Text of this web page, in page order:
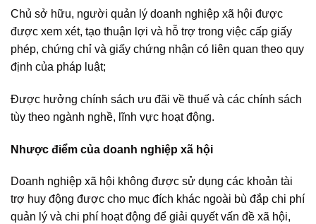
Chủ sở hữu, người quản lý doanh nghiệp xã hội được
được xem xét, tạo thuận lợi và hỗ trợ trong việc cấp giấy
phép, chứng chỉ và giấy chứng nhận có liên quan theo quy
định của pháp luật;
Được hưởng chính sách ưu đãi về thuế và các chính sách
tùy theo ngành nghề, lĩnh vực hoạt động.
Nhược điểm của doanh nghiệp xã hội
Doanh nghiệp xã hội không được sử dụng các khoản tài
trợ huy động được cho mục đích khác ngoài bù đắp chi phí
quản lý và chi phí hoạt động để giải quyết vấn đề xã hội,